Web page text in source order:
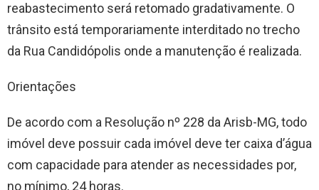
reabastecimento será retomado gradativamente. O
trânsito está temporariamente interditado no trecho
da Rua Candidópolis onde a manutenção é realizada.
Orientações
De acordo com a Resolução nº 228 da Arisb-MG, todo
imóvel deve possuir cada imóvel deve ter caixa d’água
com capacidade para atender as necessidades por,
no mínimo, 24 horas.